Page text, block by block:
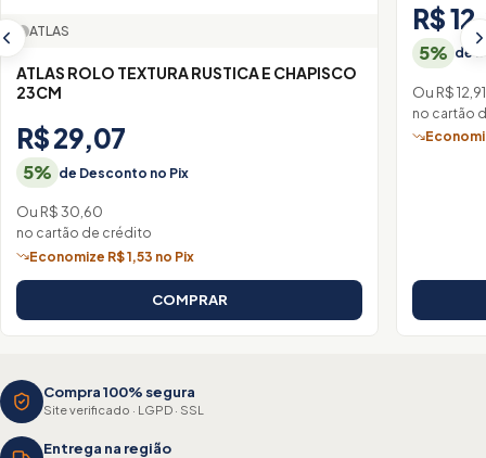
ATLAS
ATLAS ROLO TEXTURA RUSTICA E CHAPISCO
23CM
R$ 29,07
5% de Desconto no Pix
Ou R$ 30,60
no cartão de crédito
Economize R$ 1,53 no Pix
COMPRAR
R$
5% de
Ou R$ 12,91
no cartão
Compra 100% segura
Site verificado · LGPD · SSL
Entrega na região